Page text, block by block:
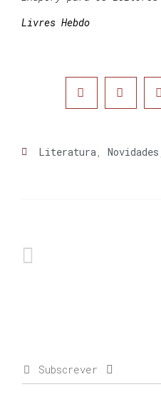
Livres Hebdo
Literatura Novidades
Subscrever